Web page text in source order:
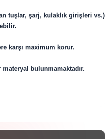
tuşlar, şarj, kulaklık girişleri vs.)
karşı maximum korur.
materyal bulunmamaktadır.